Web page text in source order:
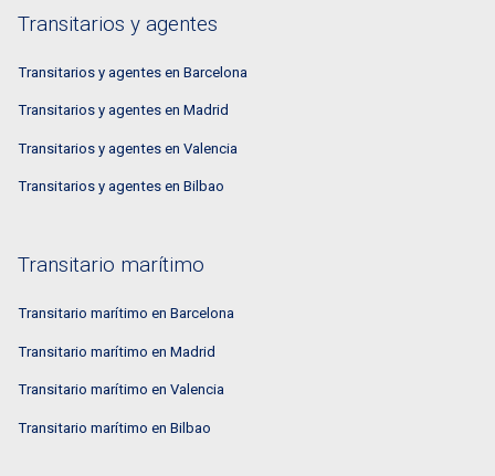
Transitarios y agentes
Transitarios y agentes en Barcelona
Transitarios y agentes en Madrid
Transitarios y agentes en Valencia
Transitarios y agentes en Bilbao
Transitario marítimo
Transitario marítimo en Barcelona
Transitario marítimo en Madrid
Transitario marítimo en Valencia
Transitario marítimo en Bilbao